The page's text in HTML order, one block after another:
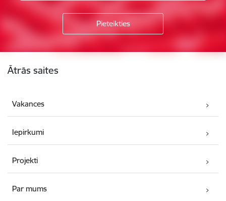
Ātrās saites
Vakances
Iepirkumi
Projekti
Par mums